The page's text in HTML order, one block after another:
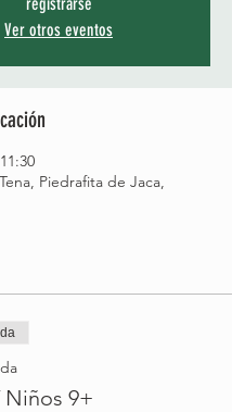
Ver otros eventos
Piedrafita de Jaca,
9+